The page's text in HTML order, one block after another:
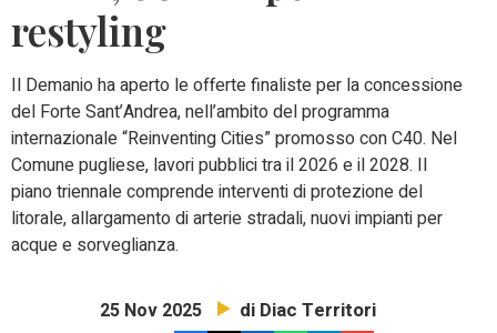
restyling
Il Demanio ha aperto le offerte finaliste per la concessione
del Forte Sant’Andrea, nell’ambito del programma
internazionale “Reinventing Cities” promosso con C40. Nel
Comune pugliese, lavori pubblici tra il 2026 e il 2028. Il
piano triennale comprende interventi di protezione del
litorale, allargamento di arterie stradali, nuovi impianti per
acque e sorveglianza.
25 Nov 2025 di Diac Territori